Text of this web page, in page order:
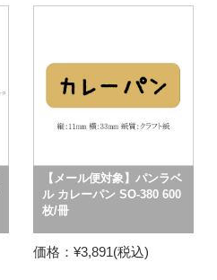
【メール便対象】パンラベ
ル カレーパン SO-380 600
枚/冊
価格：¥3,891(税込)